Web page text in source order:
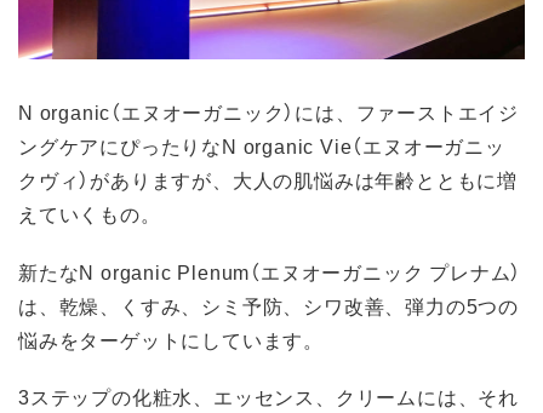
N organic（エヌオーガニック）には、ファーストエイジ
ングケアにぴったりなN organic Vie（エヌオーガニッ
クヴィ）がありますが、大人の肌悩みは年齢とともに増
えていくもの。
新たなN organic Plenum（エヌオーガニック プレナム）
は、乾燥、くすみ、シミ予防、シワ改善、弾力の5つの
悩みをターゲットにしています。
3ステップの化粧水、エッセンス、クリームには、それ